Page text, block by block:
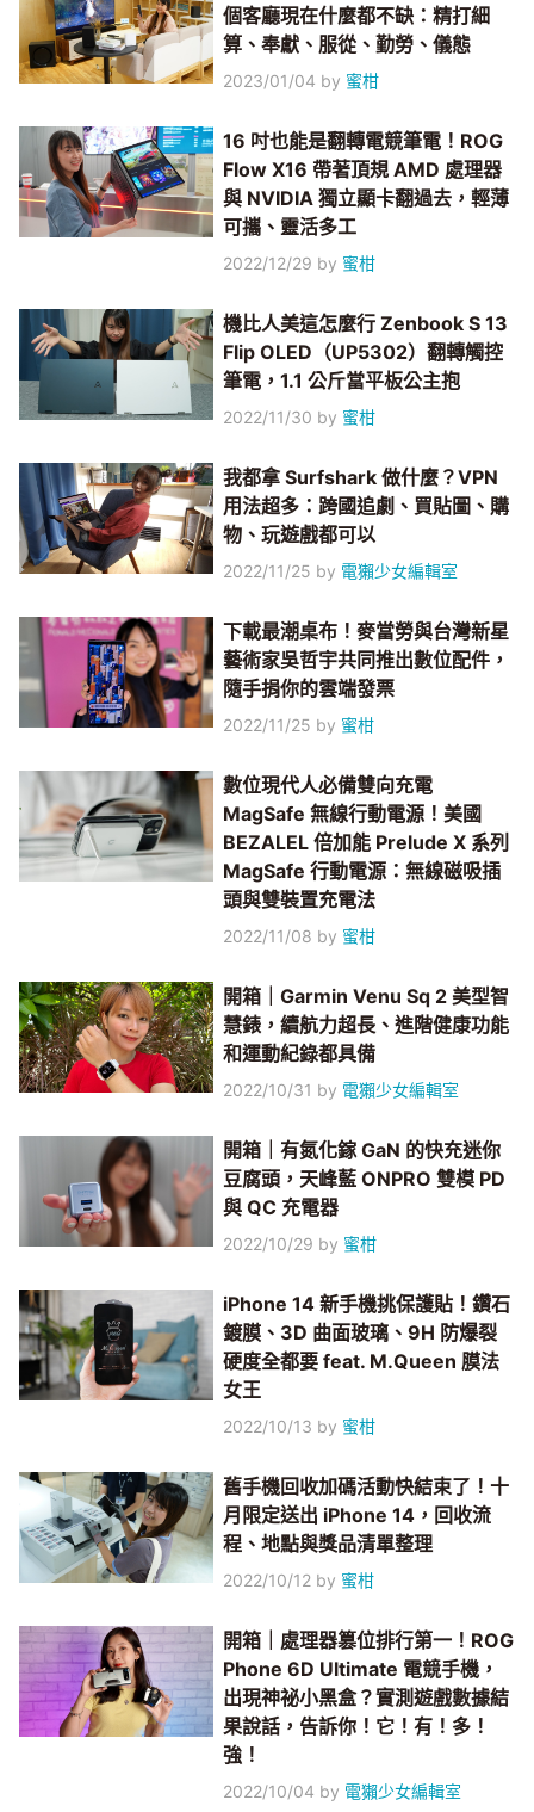
個客廳現在什麼都不缺：精打細
算、奉獻、服從、勤勞、儀態
2023/01/04 by 蜜柑
16 吋也能是翻轉電競筆電！ROG
Flow X16 帶著頂規 AMD 處理器
與 NVIDIA 獨立顯卡翻過去，輕薄
可攜、靈活多工
2022/12/29 by 蜜柑
機比人美這怎麼行 Zenbook S 13
Flip OLED（UP5302）翻轉觸控
筆電，1.1 公斤當平板公主抱
2022/11/30 by 蜜柑
我都拿 Surfshark 做什麼？VPN
用法超多：跨國追劇、買貼圖、購
物、玩遊戲都可以
2022/11/25 by 電獺少女編輯室
下載最潮桌布！麥當勞與台灣新星
藝術家吳哲宇共同推出數位配件，
隨手捐你的雲端發票
2022/11/25 by 蜜柑
數位現代人必備雙向充電
MagSafe 無線行動電源！美國
BEZALEL 倍加能 Prelude X 系列
MagSafe 行動電源：無線磁吸插
頭與雙裝置充電法
2022/11/08 by 蜜柑
開箱｜Garmin Venu Sq 2 美型智
慧錶，續航力超長、進階健康功能
和運動紀錄都具備
2022/10/31 by 電獺少女編輯室
開箱｜有氮化鎵 GaN 的快充迷你
豆腐頭，天峰藍 ONPRO 雙模 PD
與 QC 充電器
2022/10/29 by 蜜柑
iPhone 14 新手機挑保護貼！鑽石
鍍膜、3D 曲面玻璃、9H 防爆裂
硬度全都要 feat. M.Queen 膜法
女王
2022/10/13 by 蜜柑
舊手機回收加碼活動快結束了！十
月限定送出 iPhone 14，回收流
程、地點與獎品清單整理
2022/10/12 by 蜜柑
開箱｜處理器篡位排行第一！ROG
Phone 6D Ultimate 電競手機，
出現神祕小黑盒？實測遊戲數據結
果說話，告訴你！它！有！多！
強！
2022/10/04 by 電獺少女編輯室